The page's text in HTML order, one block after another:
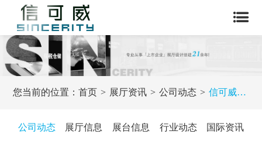
您当前的位置：首页 展厅资讯 公司动态 信可威-中子源红色七月展厅活动方案
公司动态 展厅信息 展台信息 行业动态 国际资讯